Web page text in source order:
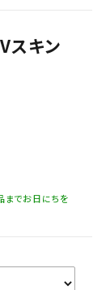
スキン
までお日にちを